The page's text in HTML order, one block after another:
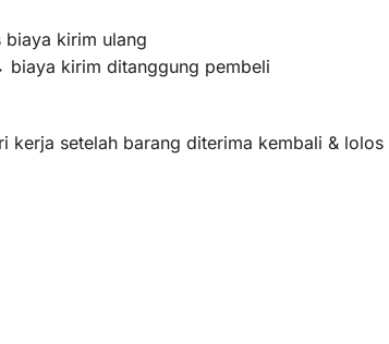
kirim ulang
kirim ditanggung pembeli
kerja setelah barang diterima kembali &